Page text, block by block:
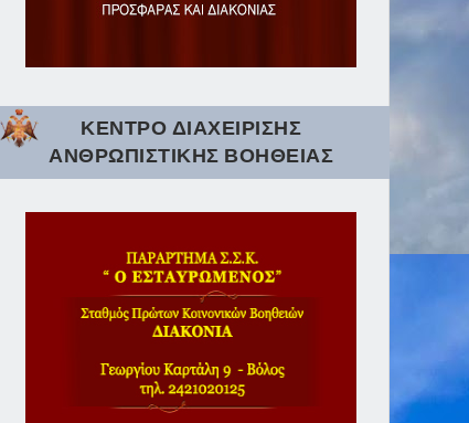
ΚΕΝΤΡΟ ΔΙΑΧΕΙΡΙΣΗΣ
ΑΝΘΡΩΠΙΣΤΙΚΗΣ ΒΟΗΘΕΙΑΣ